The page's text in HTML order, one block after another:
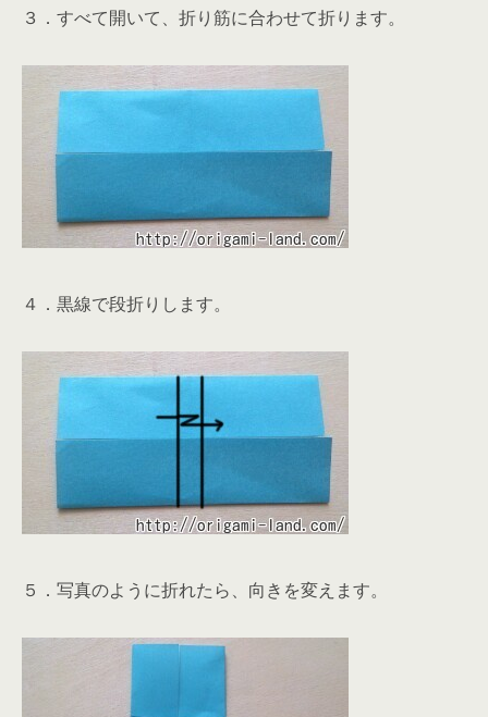
３．すべて開いて、折り筋に合わせて折ります。
４．黒線で段折りします。
５．写真のように折れたら、向きを変えます。